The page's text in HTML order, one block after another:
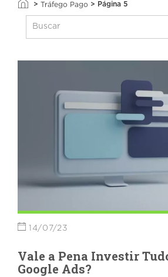
> Tráfego Pago > Página 5
14/07/23
Vale a Pena Investir
Google Ads?